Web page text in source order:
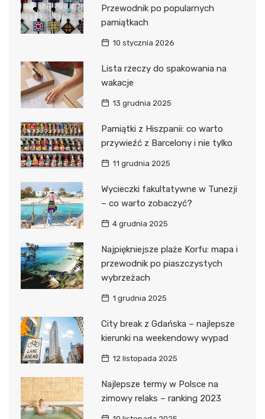
Przewodnik po popularnych
pamiątkach
10 stycznia 2026
Lista rzeczy do spakowania na
wakacje
13 grudnia 2025
Pamiątki z Hiszpanii: co warto
przywieźć z Barcelony i nie tylko
11 grudnia 2025
Wycieczki fakultatywne w Tunezji
– co warto zobaczyć?
4 grudnia 2025
Najpiękniejsze plaże Korfu: mapa i
przewodnik po piaszczystych
wybrzeżach
1 grudnia 2025
City break z Gdańska – najlepsze
kierunki na weekendowy wypad
12 listopada 2025
Najlepsze termy w Polsce na
zimowy relaks – ranking 2023